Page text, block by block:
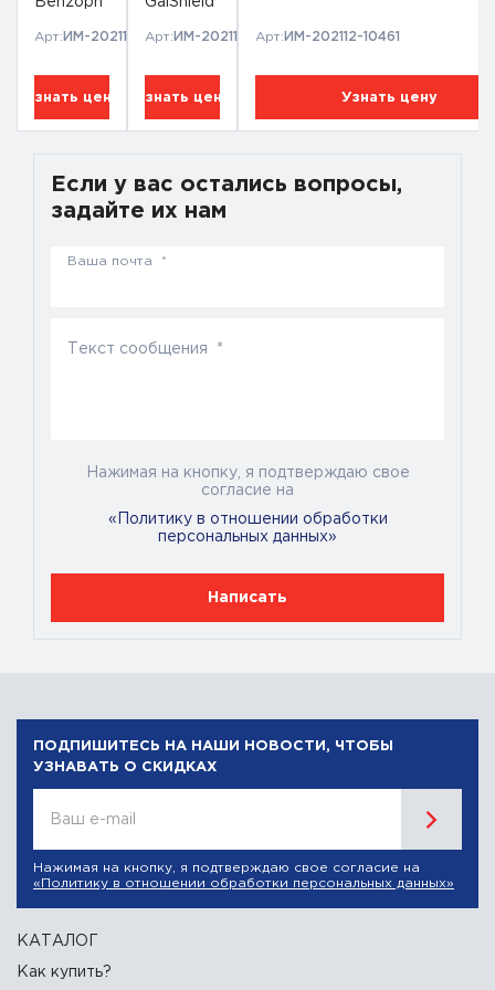
Арт: ИМ-202112-11044
Узнать цену
Арт: ИМ-202112-13393
Узнать цену
Арт: ИМ-202112-10461
Узнать цену
Если у вас остались вопросы,
задайте их нам
Ваша почта *
Текст сообщения *
Нажимая на кнопку, я подтверждаю свое
согласие на
«Политику в отношении обработки
персональных данных»
Написать
ПОДПИШИТЕСЬ НА НАШИ НОВОСТИ, ЧТОБЫ
УЗНАВАТЬ О СКИДКАХ
Ваш e-mail
Нажимая на кнопку, я подтверждаю свое согласие на
«Политику в отношении обработки персональных данных»
КАТАЛОГ
Как купить?